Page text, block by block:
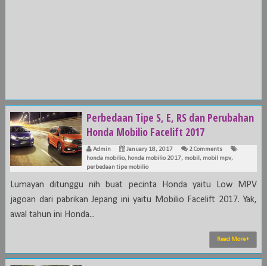
Perbedaan Tipe S, E, RS dan Perubahan
Honda Mobilio Facelift 2017
Admin January 18, 2017
2 Comments
honda mobilio, honda mobilio 2017, mobil , mobil mpv,
perbedaan tipe mobilio
Lumayan ditunggu nih buat pecinta Honda yaitu Low MPV
jagoan dari pabrikan Jepang ini yaitu Mobilio Facelift 2017. Yak,
awal tahun ini Honda...
Read More